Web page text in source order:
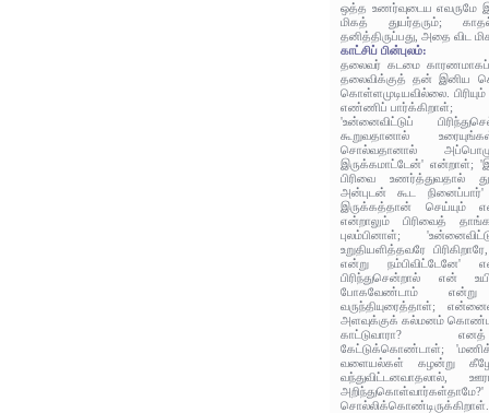
ஒத்த உணர்வுடைய எவருமே
மிகத் துயர்தரும்;
தனித்திருப்பது, அதை விட
காட்சிப் பின்புலம்:
தலைவர் கடமை காரணமாகப்
தலைவிக்குத் தன் இனிய
கொள்ளமுடியவில்லை.
எண்ணிப் பார்க்கிறாள்;
'உன்னைவிட்டுப்
கூறுவதானால்
சொல்வதானால்
இருக்கமாட்டேன்' என்றாள்;
பிரிவை உணர்த்துவதால்
அன்புடன் கூட நினைப்பார்'
இருக்கத்தான் செய்யும்
என்றாலும் பிரிவைத்
புலம்பினாள்;
உறுதியளித்தவரே
என்று நம்பிவிட்டேனே'
பிரிந்துசென்றால் என்
போகவேண்டாம்
வருந்தியுரைத்தாள்;
அளவுக்குக் கல்மனம்
காட்டுவாரா?
கேட்டுக்கொண்டாள்;
வளையல்கள் கழன்று கீழே
வந்துவிட்டனவாதலால்,
சொல்லிக்கொண்டிருக்கிறாள்.